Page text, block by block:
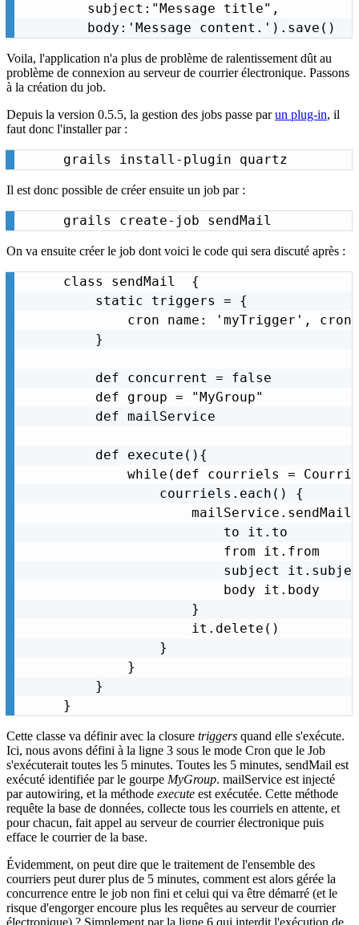
   subject:"Message title",
   body:'Message content.').save()
Voila, l'application n'a plus de problème de ralentissement dût au
problème de connexion au serveur de courrier électronique. Passons
à la création du job.
Depuis la version 0.5.5, la gestion des jobs passe parun plug-in, il
faut donc l'installer par :
grails install-plugin quartz
Il est donc possible de créer ensuite un job par :
grails create-job sendMail
On va ensuite créer le job dont voici le code qui sera discuté après :
class sendMail  {
    static triggers = {
cron name: 'myTrigger',
    }
    def concurrent = false
    def group = "MyGroup"
    def mailService
    def execute(){
while(def courriels =
            courriels.each() {
mailService.sendMail
                    to it.to
                    from it.from
subject
                    body it.body
                }
                it.delete()
            }
        }
    }
}
Cette classe va définir avec la closure triggers quand elle s'exécute.
Ici, nous avons défini à la ligne 3 sous le mode Cron que le Job
s'exécuterait toutes les 5 minutes. Toutes les 5 minutes, sendMail est
exécuté identifiée par le gourpe MyGroup. mailService est injecté
par autowiring, et la méthode execute est exécutée. Cette méthode
requête la base de données, collecte tous les courriels en attente, et
pour chacun, fait appel au serveur de courrier électronique puis
efface le courrier de la base.
Évidemment, on peut dire que le traitement de l'ensemble des
courriers peut durer plus de 5 minutes, comment est alors gérée la
concurrence entre le job non fini et celui qui va être démarré (et le
risque d'engorger encoure plus les requêtes au serveur de courrier